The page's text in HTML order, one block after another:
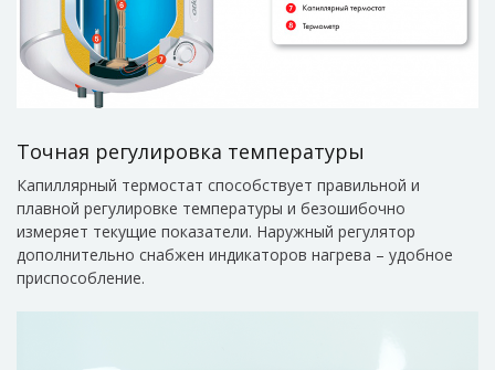
Точная регулировка температуры
Капиллярный термостат способствует правильной и
плавной регулировке температуры и безошибочно
измеряет текущие показатели. Наружный регулятор
дополнительно снабжен индикаторов нагрева – удобное
приспособление.